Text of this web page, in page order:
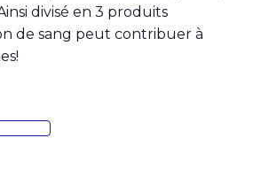
divisé en 3 produits
de sang peut contribuer à